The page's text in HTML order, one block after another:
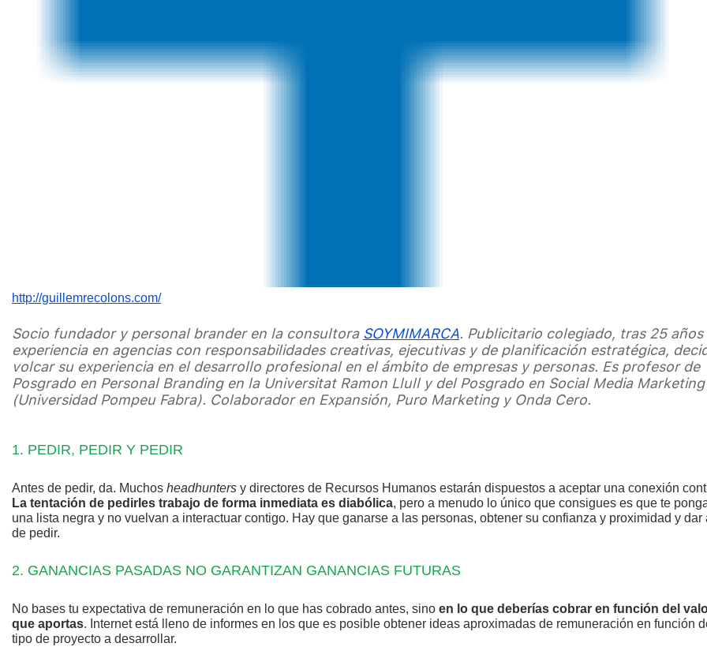
http://guillemrecolons.com/
Socio fundador y personal brander en la consultora SOYMIMARCA. Publicitario colegiado, tras 25 años
experiencia en agencias con responsabilidades creativas, ejecutivas y de planificación estratégica,
volcar su experiencia en el desarrollo profesional en el ámbito de empresas y personas. Es profesor de
Posgrado en Personal Branding en la Universitat Ramon Llull y del Posgrado en Social Media Marketing
(Universidad Pompeu Fabra). Colaborador en Expansión, Puro Marketing y Onda Cero.
PEDIR, PEDIR Y PEDIR
Antes de pedir, da. Muchos headhunters y directores de Recursos Humanos estarán dispuestos a aceptar una conexión
La tentación de pedirles trabajo de forma inmediata es diabólica, pero a menudo lo único que consigues es que te
una lista negra y no vuelvan a interactuar contigo. Hay que ganarse a las personas, obtener su confianza y proximidad y dar
de pedir.
GANANCIAS PASADAS NO GARANTIZAN GANANCIAS FUTURAS
No bases tu expectativa de remuneración en lo que has cobrado antes, sino en lo que deberías cobrar en función del
que aportas. Internet está lleno de informes en los que es posible obtener ideas aproximadas de remuneración en función
tipo de proyecto a desarrollar.